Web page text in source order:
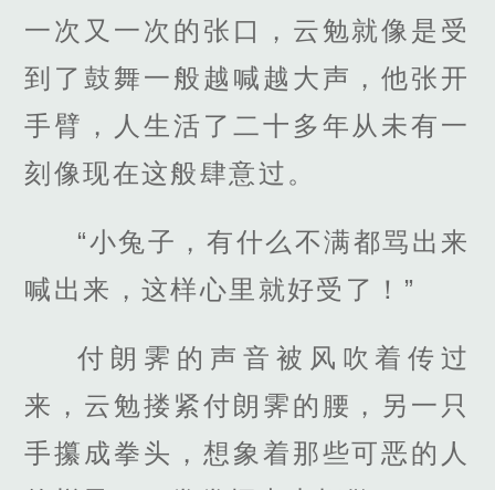
一次又一次的张口，云勉就像是受
到了鼓舞一般越喊越大声，他张开
手臂，人生活了二十多年从未有一
刻像现在这般肆意过。
“小兔子，有什么不满都骂出来
喊出来，这样心里就好受了！”
付朗霁的声音被风吹着传过
来，云勉搂紧付朗霁的腰，另一只
手攥成拳头，想象着那些可恶的人